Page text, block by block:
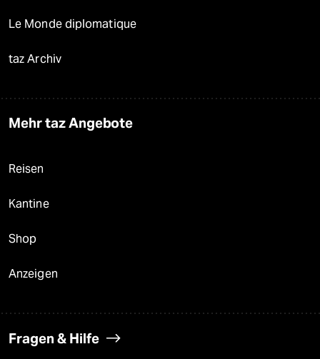
Le Monde diplomatique
taz Archiv
Mehr taz Angebote
Reisen
Kantine
Shop
Anzeigen
Fragen & Hilfe